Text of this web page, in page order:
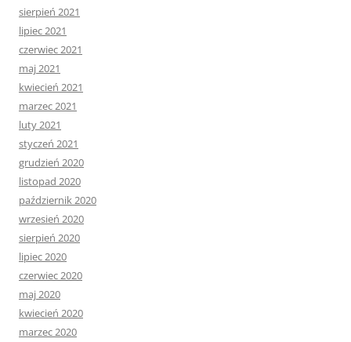
sierpień 2021
lipiec 2021
czerwiec 2021
maj 2021
kwiecień 2021
marzec 2021
luty 2021
styczeń 2021
grudzień 2020
listopad 2020
październik 2020
wrzesień 2020
sierpień 2020
lipiec 2020
czerwiec 2020
maj 2020
kwiecień 2020
marzec 2020